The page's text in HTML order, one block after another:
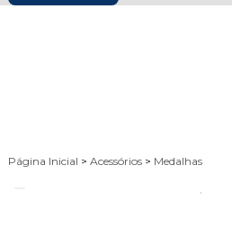
Página Inicial > Acessórios > Medalhas